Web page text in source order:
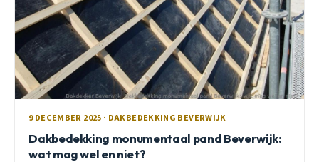
9 DECEMBER 2025 · DAKBEDEKKING BEVERWIJK
Dakbedekking monumentaal pand Beverwijk:
wat mag wel en niet?